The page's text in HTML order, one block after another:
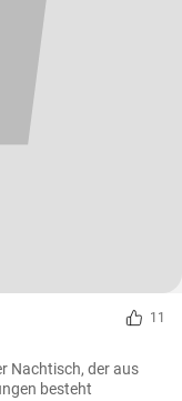
11
Nachtisch, der aus
besteht